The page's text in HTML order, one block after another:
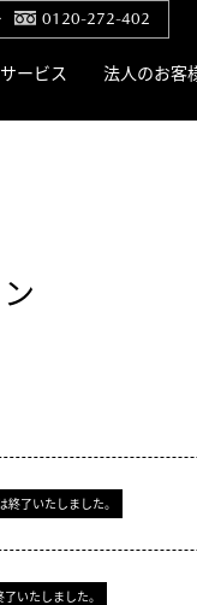
0120-272-402
ービス 法人のお客
終了いたしました。
いたしました。